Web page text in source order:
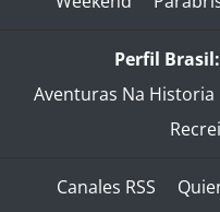
Perfil Brasil:
Aventuras Na Historia
Canales RSS